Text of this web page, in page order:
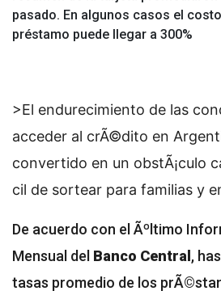
pasado. En algunos casos el
préstamo puede llegar a 300%
>El endurecimiento de las
acceder al crÃ©dito en
convertido en un obstÃ¡culo
cil de sortear para familias y
De acuerdo con el Ãºltimo
Mensual del Banco Central ,
tasas promedio de los